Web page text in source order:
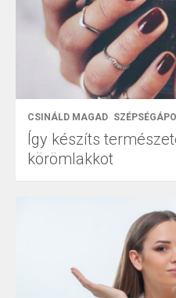
CSINÁLD MAGAD
Így készíts
körömlakkot